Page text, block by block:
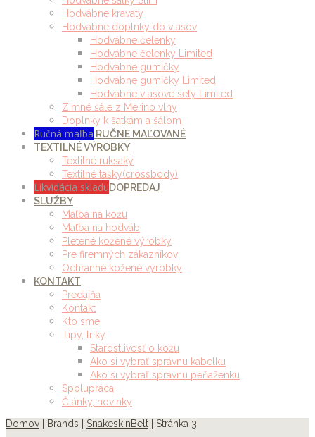
Hodvábne kravaty
Hodvábne doplnky do vlasov
Hodvábne čelenky
Hodvábne čelenky Limited
Hodvábne gumičky
Hodvábne gumičky Limited
Hodvábne vlasové sety Limited
Zimné šále z Merino vlny
Doplnky k šatkám a šálom
Ručná maľba RUČNE MAĽOVANÉ
TEXTILNÉ VÝROBKY
Textilné ruksaky
Textilné tašky(crossbody)
Likvidácia skladuDOPREDAJ
SLUŽBY
Maľba na kožu
Maľba na hodváb
Pletené kožené výrobky
Pre firemných zákazníkov
Ochranné kožené výrobky
KONTAKT
Predajňa
Kontakt
Kto sme
Tipy, triky
Starostlivosť o kožu
Ako si vybrať správnu kabelku
Ako si vybrať správnu peňaženku
Spolupráca
Články, novinky
Domov | Brands | SnakeskinBelt | Stránka 3